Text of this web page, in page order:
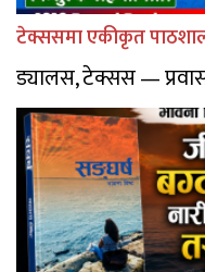
टेक्ससमा एकीकृत
ड्यालस, टेक्सस —